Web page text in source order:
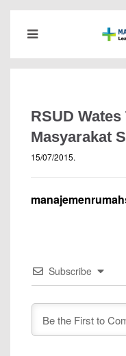
RSUD
Masyarakat
15/07/2015.
Subscribe